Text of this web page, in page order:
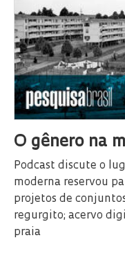
O gênero na
Podcast discute o
moderna reservou
projetos de
regurgito; acervo
praia